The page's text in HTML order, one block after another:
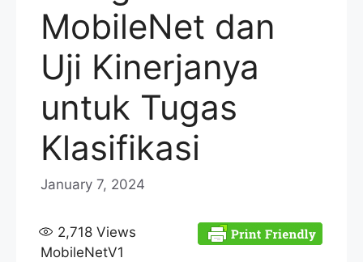
MobileNet dan
Uji Kinerjanya
untuk Tugas
Klasifikasi
January 7, 2024
2,718 Views
MobileNetV1